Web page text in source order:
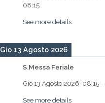
08:15
See more details
Gio 13 Agosto 2026
S.Messa Feriale
Gio 13 Agosto 2026 08:15 -
See more details